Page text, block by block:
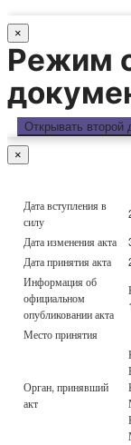
×
Режим
Открывать второй
×
Дата вступления в
силу
Дата изменения акта
Дата принятия акта
Информация об
официальном
опубликовании акта
Место принятия
Орган, принявший
акт